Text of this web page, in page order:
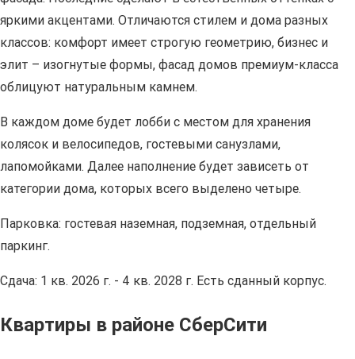
яркими акцентами. Отличаются стилем и дома разных
классов: комфорт имеет строгую геометрию, бизнес и
элит – изогнутые формы, фасад домов премиум-класса
облицуют натуральным камнем.
В каждом доме будет лобби с местом для хранения
колясок и велосипедов, гостевыми санузлами,
лапомойками. Далее наполнение будет зависеть от
категории дома, которых всего выделено четыре.
Парковка: гостевая наземная, подземная, отдельный
паркинг.
Сдача: 1 кв. 2026 г. - 4 кв. 2028 г. Есть сданный корпус.
Квартиры в районе СберСити